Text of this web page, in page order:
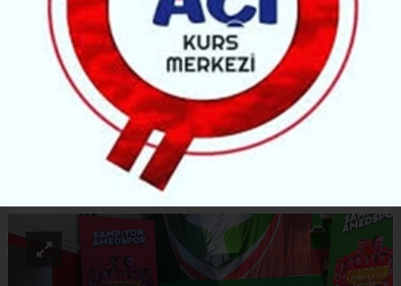
Amedspor Başkanlığı için yeniden aday gösterilen
Nahit Eren, kararın ortak akıl ve birlikte yönetim
anlayışının bir sonucu olduğunu belirterek,
“Herkesin fikir ve görüşünün alınması ise önemli bir
demokrasi örneğidir” dedi.